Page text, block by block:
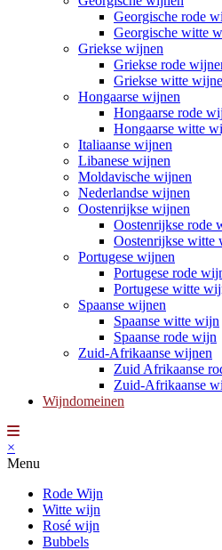
Georgische rode
Georgische witte
Griekse wijnen
Griekse rode
Griekse witte
Hongaarse wijnen
Hongaarse rode
Hongaarse witte
Italiaanse wijnen
Libanese wijnen
Moldavische wijnen
Nederlandse wijnen
Oostenrijkse wijnen
Oostenrijkse rode
Oostenrijkse witte
Portugese wijnen
Portugese rode
Portugese witte
Spaanse wijnen
Spaanse witte wijn
Spaanse rode wijn
Zuid-Afrikaanse wijnen
Zuid Afrikaanse
Zuid-Afrikaanse
Wijndomeinen
×
Menu
Rode Wijn
Witte wijn
Rosé wijn
Bubbels